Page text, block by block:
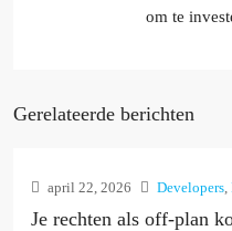
om te
Gerelateerde berichten
april 22, 2026 Developers,
Je rechten als off-plan